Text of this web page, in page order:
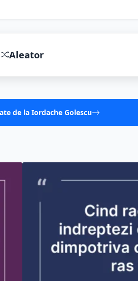
Aleator
de la Iordache Golescu